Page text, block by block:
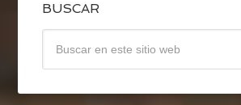
BUSCAR